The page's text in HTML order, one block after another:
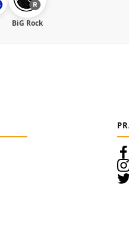
BiG Rock